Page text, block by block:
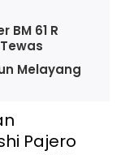
BM 61 R
Melayang
Pajero